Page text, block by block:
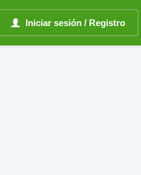
Iniciar sesión / Registro